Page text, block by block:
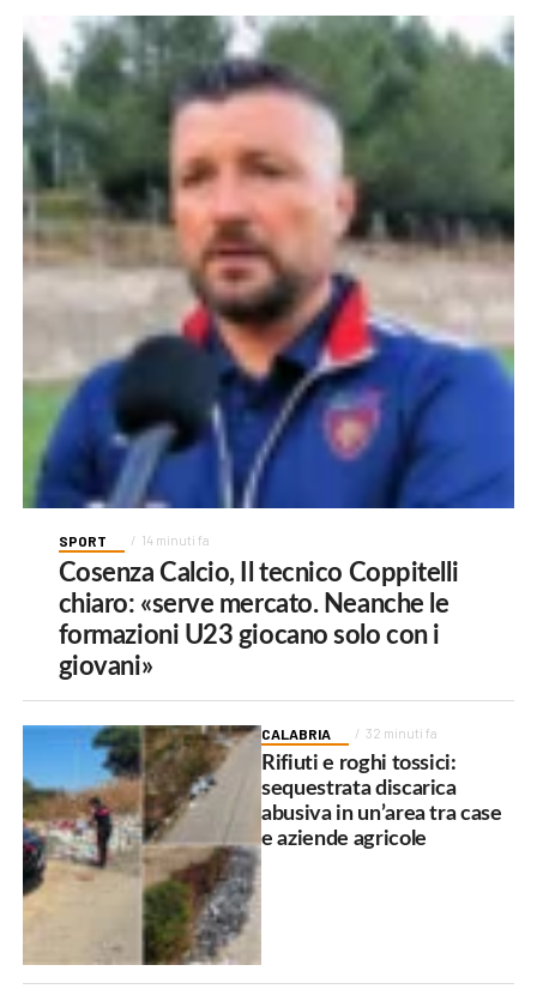
SPORT 14 minuti fa
Cosenza Calcio, Il tecnico Coppitelli
chiaro: «serve mercato. Neanche le
formazioni U23 giocano solo con i
giovani»
CALABRIA 32 minuti fa
Rifiuti e roghi tossici:
sequestrata discarica
abusiva in un’area tra case
e aziende agricole